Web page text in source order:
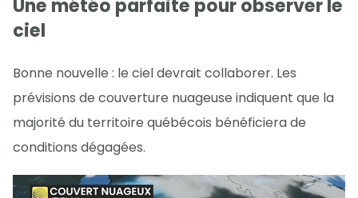
Une météo parfaite pour observer le
ciel
Bonne nouvelle : le ciel devrait collaborer. Les
prévisions de couverture nuageuse indiquent que la
majorité du territoire québécois bénéficiera de
conditions dégagées.